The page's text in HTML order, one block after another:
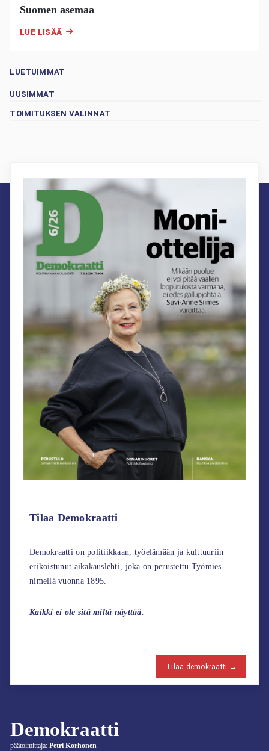
Suomen asemaa
LUE LISÄÄ
LUETUIMMAT
UUSIMMAT
TOIMITUKSEN VALINNAT
Demokraatti
päätoimittaja: Petri Korhonen
Tilaa Demokraatti
Demokraatti on politiikkaan, työelämään ja kulttuuriin
erikoistunut aikakauslehti, joka on perustettu Työmies-
nimellä vuonna 1895.
Kaikki ei ole sitä miltä näyttää.
Tilaa demokraatti →